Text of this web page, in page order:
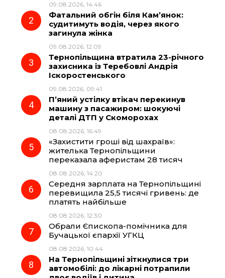
o
o
g
r
a p
09.08.2026, 14:46
Фатальний обгін біля Кам’янок:
судитимуть водія, через якого
загинула жінка
09.08.2026, 12:09
Тернопільщина втратила 23-річного
захисника із Теребовлі Андрія
Іскоростенського
09.08.2026, 09:41
П’яний устілку втікач перекинув
машину з пасажиром: шокуючі
деталі ДТП у Скоморохах
08.08.2026, 16:49
«Захистити гроші від шахраїв»:
жителька Тернопільщини
переказала аферистам 28 тисяч
08.08.2026, 14:20
Середня зарплата на Тернопільщині
перевищила 25,5 тисячі гривень: де
платять найбільше
08.08.2026, 12:30
Обрали Єпископа-помічника для
Бучацької єпархії УГКЦ
08.08.2026, 10:44
На Тернопільщині зіткнулися три
автомобілі: до лікарні потрапили